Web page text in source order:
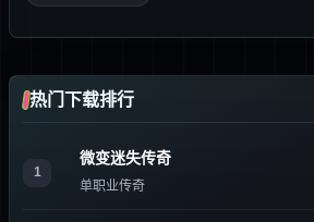
热门下载排行
1
微变迷失传奇
单职业传奇